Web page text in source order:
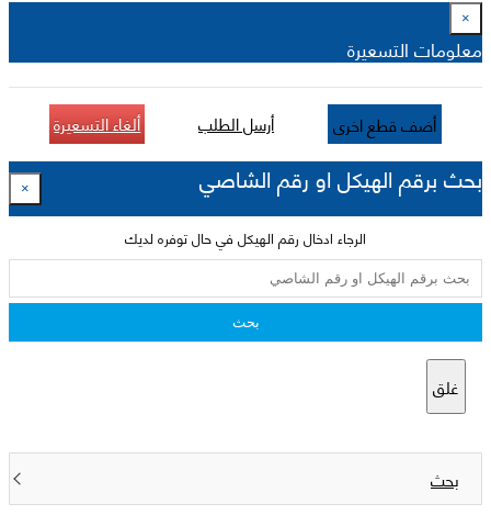
×
معلومات التسعيرة
أضف قطع اخرى أرسل الطلب ألغاء التسعيرة
بحث برقم الهيكل او رقم الشاصي ×
الرجاء ادخال رقم الهيكل في حال توفره لديك
بحث
غلق
بحث